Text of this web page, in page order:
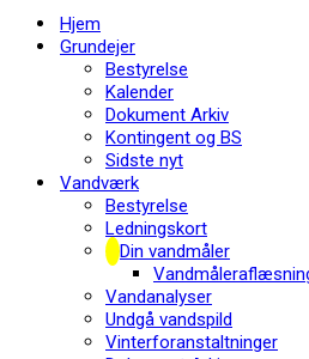
Hjem
Grundejer
Bestyrelse
Kalender
Dokument Arkiv
Kontingent og BS
Sidste nyt
Vandværk
Bestyrelse
Ledningskort
Din vandmåler
Vandanalyser
Undgå vandspild
Vinterforanstaltninger